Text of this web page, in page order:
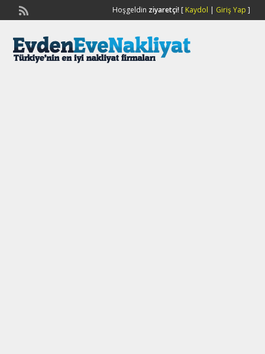
Hoşgeldin ziyaretçi![ Kaydol | Giriş Yap ]